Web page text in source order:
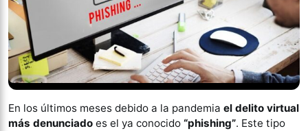
En los últimos meses debido a la pandemia el delito virtual
más denunciado es el ya conocido “phishing”. Este tipo